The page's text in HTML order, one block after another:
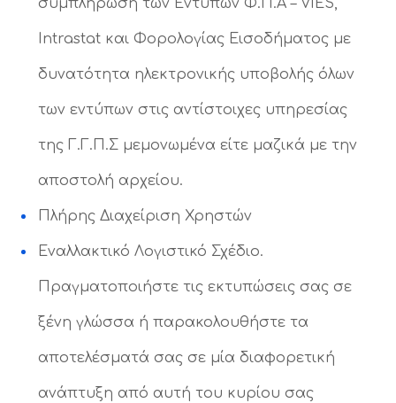
συμπλήρωση των Εντύπων Φ.Π.Α – VIES,
Intrastat και Φορολογίας Εισοδήματος με
δυνατότητα ηλεκτρονικής υποβολής όλων
των εντύπων στις αντίστοιχες υπηρεσίας
της Γ.Γ.Π.Σ μεμονωμένα είτε μαζικά με την
αποστολή αρχείου.
Πλήρης Διαχείριση Χρηστών
Εναλλακτικό Λογιστικό Σχέδιο.
Πραγματοποιήστε τις εκτυπώσεις σας σε
ξένη γλώσσα ή παρακολουθήστε τα
αποτελέσματά σας σε μία διαφορετική
ανάπτυξη από αυτή του κυρίου σας